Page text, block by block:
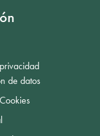
de datos